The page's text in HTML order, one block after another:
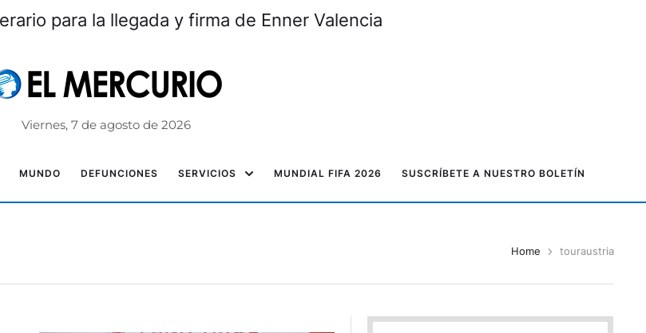
para la llegada y firma de Enner Valencia
Viernes, 7 de agosto de 2026
MUNDO DEFUNCIONES SERVICIOS MUNDIAL FIFA 2026 SUSCRÍBETE A NUESTRO BOLETÍN
Home touraustria